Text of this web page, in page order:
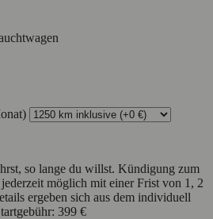
so lange du willst. Kündigung zum
möglich mit einer Frist von 1, 2
ergeben sich aus dem individuell
399 €